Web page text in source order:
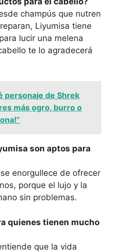
champús que nutren
Liyumisa tiene
lucir una melena
te lo agradecerá
personaje de Shrek
más ogro, burro o
son aptos para
enorgullece de ofrecer
porque el lujo y la
sin problemas.
quienes tienen mucho
que la vida